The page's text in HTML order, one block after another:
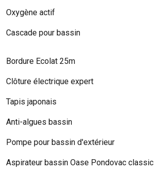
Oxygène actif
Cascade pour bassin
Bordure Ecolat 25m
Clôture électrique expert
Tapis japonais
Anti-algues bassin
Pompe pour bassin d'extérieur
Aspirateur bassin Oase Pondovac classic